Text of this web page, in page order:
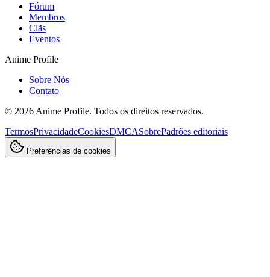
Fórum
Membros
Clãs
Eventos
Anime Profile
Sobre Nós
Contato
© 2026 Anime Profile. Todos os direitos reservados.
TermosPrivacidadeCookiesDMCASobrePadrões editoriais
Preferências de cookies